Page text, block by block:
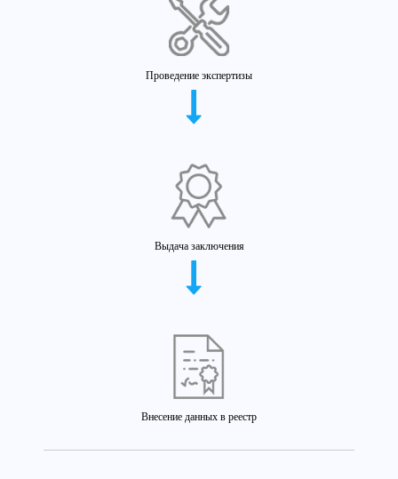
Проведение экспертизы
Выдача заключения
Внесение данных в реестр